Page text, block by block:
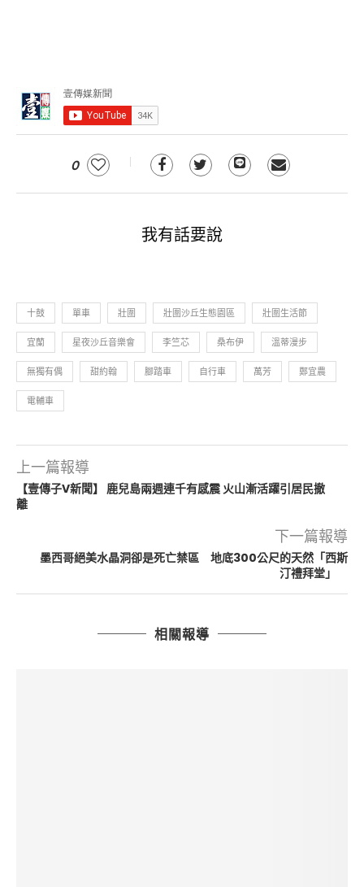
0
我有話要說
十鼓 單車 壯圍 壯圍沙丘生態園區 壯圍生活節
宜蘭 星夜沙丘音樂會 李竺芯 桑布伊 溫蒂漫步
無獨有偶 甜約翰 腳踏車 自行車 萬芳 鄭宜農
電輔車
上一篇報導
【壹傳子V新聞】 鹿兒島兩週連千有感震 火山漸活躍引居民撤
離
下一篇報導
墨西哥絕美水晶洞卻是死亡禁區 地底300公尺的天然「西斯
汀禮拜堂」
相關報導